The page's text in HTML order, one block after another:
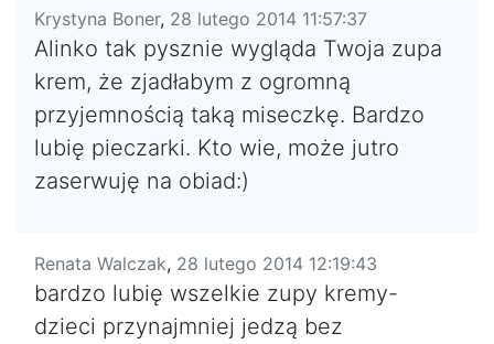
Krystyna Boner, 28 lutego 2014 11:57:37
Alinko tak pysznie wygląda Twoja zupa
krem, że zjadłabym z ogromną
przyjemnością taką miseczkę. Bardzo
lubię pieczarki. Kto wie, może jutro
zaserwuję na obiad:)
Renata Walczak, 28 lutego 2014 12:19:43
bardzo lubię wszelkie zupy kremy-
dzieci przynajmniej jedzą bez